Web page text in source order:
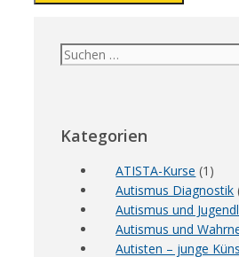
Suchen
nach:
Kategorien
ATISTA-Kurse (1)
Autismus Diagnostik
Autismus und
Autismus und
Autisten – junge